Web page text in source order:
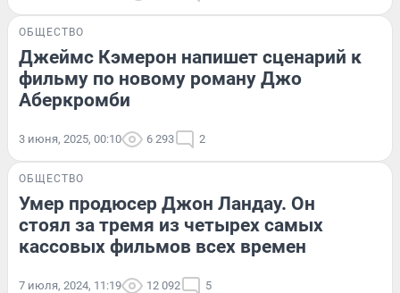
ОБЩЕСТВО
Джеймс Кэмерон напишет сценарий к
фильму по новому роману Джо
Аберкромби
3 июня, 2025, 00:10 6 293 2
ОБЩЕСТВО
Умер продюсер Джон Ландау. Он
стоял за тремя из четырех самых
кассовых фильмов всех времен
7 июля, 2024, 11:19 12 092 5